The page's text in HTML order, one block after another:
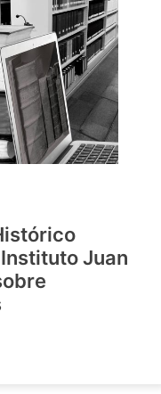
Juan